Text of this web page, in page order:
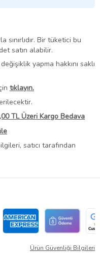
sınırlıdır. Bir tüketici bu
satın alabilir.
yapma hakkını saklı
tıklayın.
TL Üzeri Kargo Bedava
satıcı tarafından
Ürün Güvenliği Bilgileri